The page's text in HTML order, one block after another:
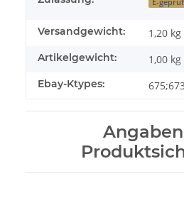
Versandgewicht: 1,20 kg
Artikelgewicht: 1,00 kg
Ebay-Ktypes: